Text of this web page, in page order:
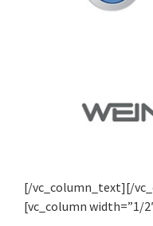
[/vc_column_text][/
[vc_column width=”1/